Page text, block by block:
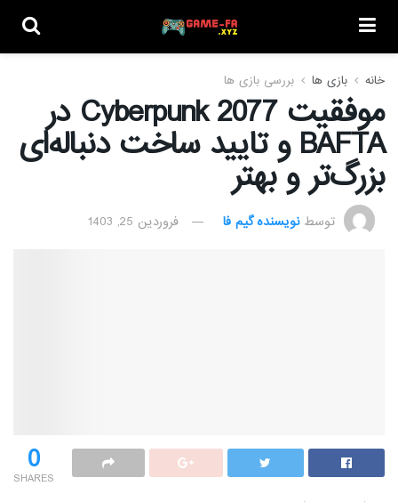
خانه بازی ها بررسی بازی ها
موفقیت Cyberpunk 2077 در
BAFTA و تایید ساخت دنباله‌ای
بزرگ‌تر و بهتر
توسط نویسنده گیم فا فروردین 25, 1403
0
SHARES